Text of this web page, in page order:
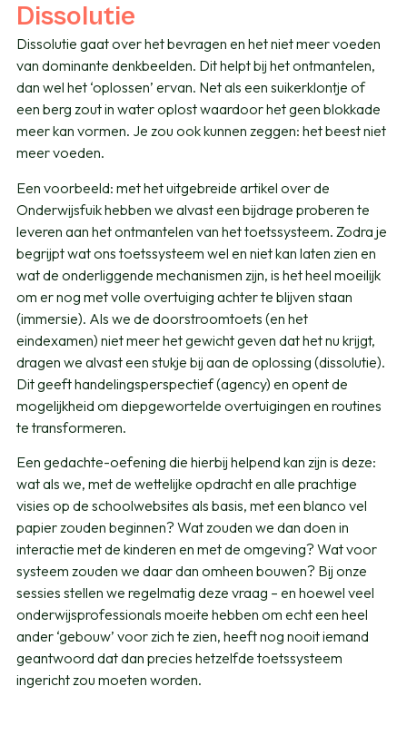
Dissolutie
Dissolutie gaat over het bevragen en het niet meer voeden
van dominante denkbeelden. Dit helpt bij het ontmantelen,
dan wel het ‘oplossen’ ervan. Net als een suikerklontje of
een berg zout in water oplost waardoor het geen blokkade
meer kan vormen. Je zou ook kunnen zeggen: het beest niet
meer voeden.
Een voorbeeld: met het uitgebreide artikel over de
Onderwijsfuik hebben we alvast een bijdrage proberen te
leveren aan het ontmantelen van het toetssysteem. Zodra je
begrijpt wat ons toetssysteem wel en niet kan laten zien en
wat de onderliggende mechanismen zijn, is het heel moeilijk
om er nog met volle overtuiging achter te blijven staan
(immersie). Als we de doorstroomtoets (en het
eindexamen) niet meer het gewicht geven dat het nu krijgt,
dragen we alvast een stukje bij aan de oplossing (dissolutie).
Dit geeft handelingsperspectief (agency) en opent de
mogelijkheid om diepgewortelde overtuigingen en routines
te transformeren.
Een gedachte-oefening die hierbij helpend kan zijn is deze:
wat als we, met de wettelijke opdracht en alle prachtige
visies op de schoolwebsites als basis, met een blanco vel
papier zouden beginnen? Wat zouden we dan doen in
interactie met de kinderen en met de omgeving? Wat voor
systeem zouden we daar dan omheen bouwen? Bij onze
sessies stellen we regelmatig deze vraag – en hoewel veel
onderwijsprofessionals moeite hebben om echt een heel
ander ‘gebouw’ voor zich te zien, heeft nog nooit iemand
geantwoord dat dan precies hetzelfde toetssysteem
ingericht zou moeten worden.